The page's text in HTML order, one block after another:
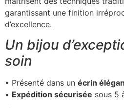
garantissant une finition
d’excellence.
Un bijou
soin
• Présenté dans un écrin
• Expédition sécurisée sous 5